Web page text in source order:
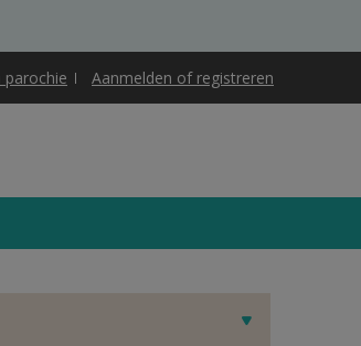
parochie Aanmelden of registreren